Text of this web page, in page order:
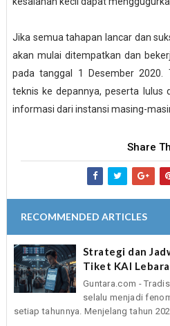
Jika semua tahapan lancar dan
akan mulai ditempatkan dan
pada tanggal 1 Desember 2020.
teknis ke depannya, peserta lulus
informasi dari instansi masing-
Share
RECOMMENDED ARTICLES
Strategi dan
Tiket KAI
Guntara.com -
selalu menjadi
setiap tahunnya. Menjelang tahun